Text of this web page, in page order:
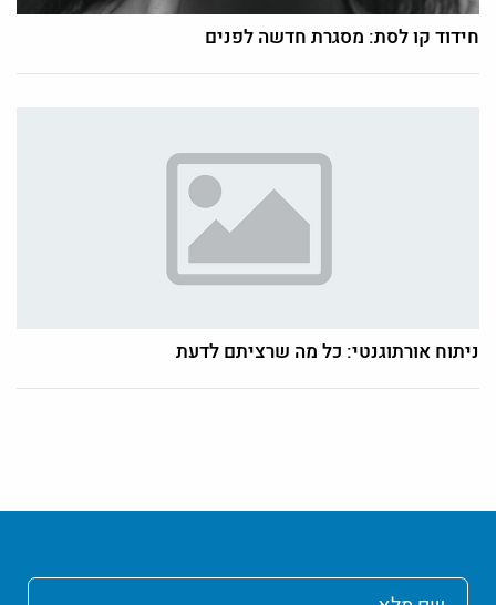
חידוד קו לסת: מסגרת חדשה לפנים
ניתוח אורתוגנטי: כל מה שרציתם לדעת
שם